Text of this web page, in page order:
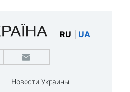
RU UA
Новости Украины